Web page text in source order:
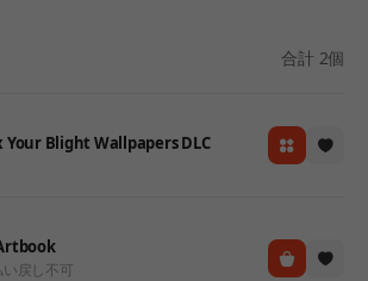
合計 2個
Your Blight Wallpapers DLC
戻し不可